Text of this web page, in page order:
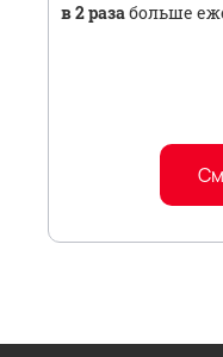
в 2 разабольше